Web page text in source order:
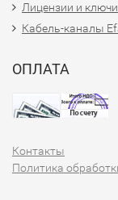
Лицензии и
Кабель-каналы
ОПЛАТА
Контакты
Политика